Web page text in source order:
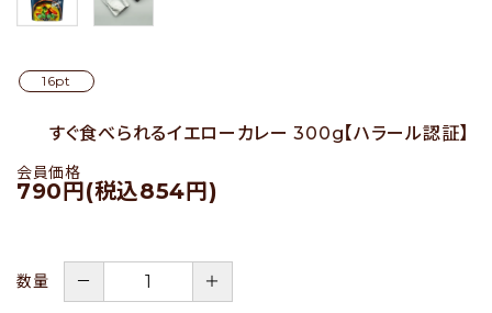
素材から探す
価格から探す
国から探す
私たちについて
16pt
すぐ食べられるイエローカレー 300g【ハラール認証】
会員価格
790円(税込854円)
数量 － ＋